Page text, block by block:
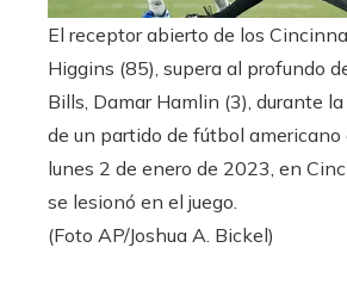
El receptor abierto de los
Higgins (85), supera al profundo
Bills, Damar Hamlin (3), durante
de un partido de fútbol americano
lunes 2 de enero de 2023, en
se lesionó en el juego.
(Foto AP/Joshua A. Bickel)